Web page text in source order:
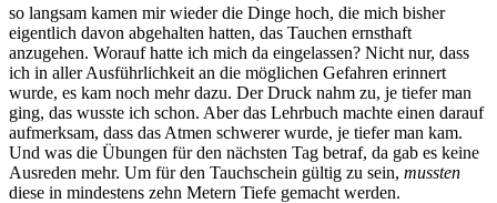
so langsam kamen mir wieder die Dinge hoch, die mich bisher
eigentlich davon abgehalten hatten, das Tauchen ernsthaft
anzugehen. Worauf hatte ich mich da eingelassen? Nicht nur, dass
ich in aller Ausführlichkeit an die möglichen Gefahren erinnert
wurde, es kam noch mehr dazu. Der Druck nahm zu, je tiefer man
ging, das wusste ich schon. Aber das Lehrbuch machte einen darauf
aufmerksam, dass das Atmen schwerer wurde, je tiefer man kam.
Und was die Übungen für den nächsten Tag betraf, da gab es keine
Ausreden mehr. Um für den Tauchschein gültig zu sein, mussten
diese in mindestens zehn Metern Tiefe gemacht werden.